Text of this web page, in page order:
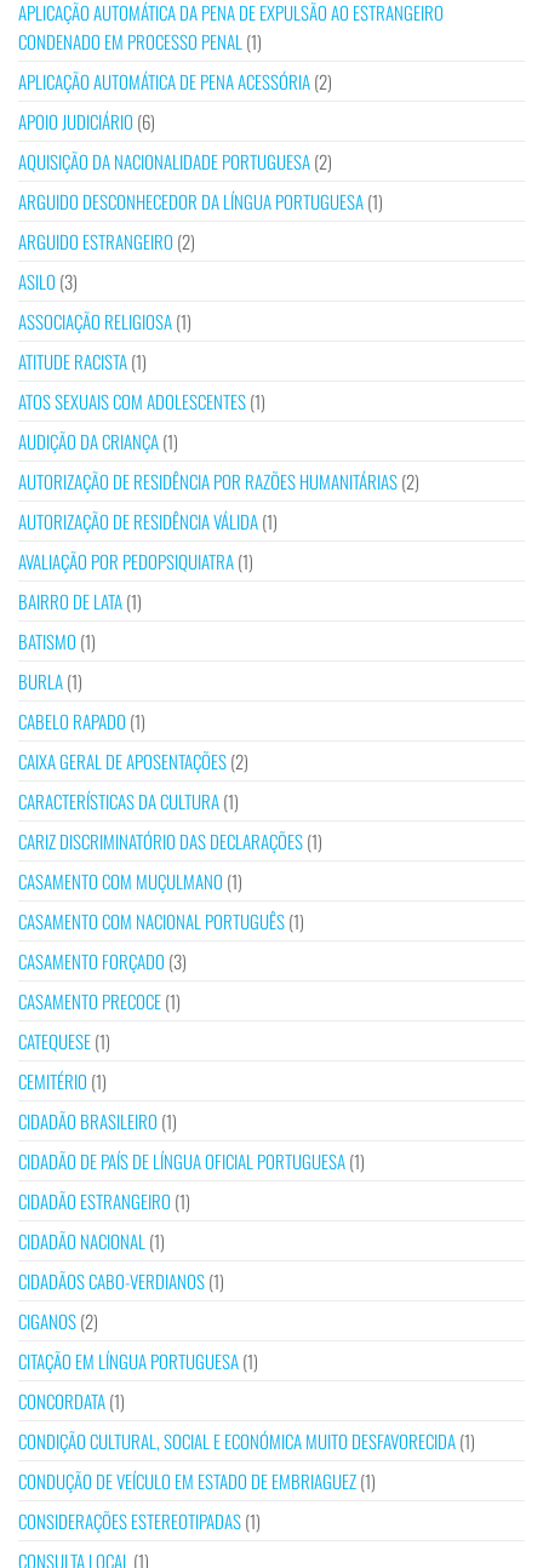
APLICAÇÃO AUTOMÁTICA DA PENA DE EXPULSÃO AO ESTRANGEIRO
CONDENADO EM PROCESSO PENAL (1)
APLICAÇÃO AUTOMÁTICA DE PENA ACESSÓRIA(2)
APOIO JUDICIÁRIO (6)
AQUISIÇÃO DA NACIONALIDADE PORTUGUESA(2)
ARGUIDO DESCONHECEDOR DA LÍNGUA PORTUGUESA(1)
ARGUIDO ESTRANGEIRO (2)
ASILO (3)
ASSOCIAÇÃO RELIGIOSA(1)
ATITUDE RACISTA(1)
ATOS SEXUAIS COM ADOLESCENTES(1)
AUDIÇÃO DA CRIANÇA(1)
AUTORIZAÇÃO DE RESIDÊNCIA POR RAZÕES HUMANITÁRIAS(2)
AUTORIZAÇÃO DE RESIDÊNCIA VÁLIDA(1)
AVALIAÇÃO POR PEDOPSIQUIATRA(1)
BAIRRO DE LATA(1)
BATISMO (1)
BURLA(1)
CABELO RAPADO (1)
CAIXA GERAL DE APOSENTAÇÕES(2)
CARACTERÍSTICAS DA CULTURA(1)
CARIZ DISCRIMINATÓRIO DAS DECLARAÇÕES(1)
CASAMENTO COM MUÇULMANO (1)
CASAMENTO COM NACIONAL PORTUGUÊS(1)
CASAMENTO FORÇADO (3)
CASAMENTO PRECOCE(1)
CATEQUESE(1)
CEMITÉRIO (1)
CIDADÃO BRASILEIRO (1)
CIDADÃO DE PAÍS DE LÍNGUA OFICIAL PORTUGUESA(1)
CIDADÃO ESTRANGEIRO (1)
CIDADÃO NACIONAL (1)
CIDADÃOS CABO-VERDIANOS(1)
CIGANOS(2)
CITAÇÃO EM LÍNGUA PORTUGUESA(1)
CONCORDATA(1)
CONDIÇÃO CULTURAL, SOCIAL E ECONÓMICA MUITO DESFAVORECIDA(1)
CONDUÇÃO DE VEÍCULO EM ESTADO DE EMBRIAGUEZ(1)
CONSIDERAÇÕES ESTEREOTIPADAS(1)
CONSULTA LOCAL (1)